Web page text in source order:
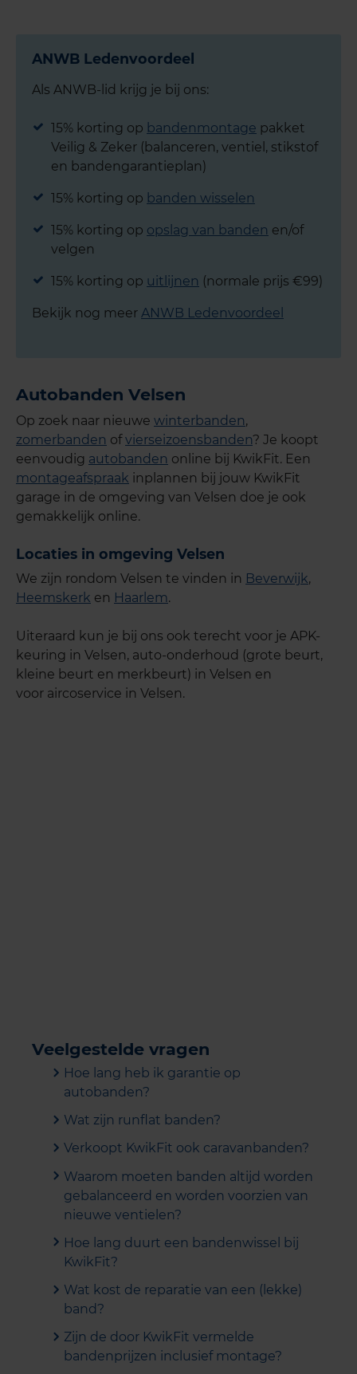
ANWB Ledenvoordeel
Als ANWB-lid krijg je bij ons:
15% korting op bandenmontage pakket
Veilig & Zeker (balanceren, ventiel, stikstof
en bandengarantieplan)
15% korting op banden wisselen
15% korting op opslag van banden en/of
velgen
15% korting op uitlijnen (normale prijs €99)
Bekijk nog meer ANWB Ledenvoordeel
Autobanden Velsen
Op zoek naar nieuwe winterbanden,
zomerbanden ofvierseizoensbanden? Je koopt
eenvoudig autobanden online bij KwikFit. Een
montageafspraak inplannen bij jouw KwikFit
garage in de omgeving van Velsen doe je ook
gemakkelijk online.
Locaties in omgeving Velsen
We zijn rondom Velsen te vinden in Beverwijk,
Heemskerk en Haarlem.
Uiteraard kun je bij ons ook terecht voor je APK-
keuring in Velsen, auto-onderhoud (grote beurt,
kleine beurt en merkbeurt) in Velsen en
voor aircoservice in Velsen.
Veelgestelde vragen
Hoe lang heb ik garantie op
autobanden?
Wat zijn runflat banden?
Verkoopt KwikFit ook caravanbanden?
Waarom moeten banden altijd worden
gebalanceerd en worden voorzien van
nieuwe ventielen?
Hoe lang duurt een bandenwissel bij
KwikFit?
Wat kost de reparatie van een (lekke)
band?
Zijn de door KwikFit vermelde
bandenprijzen inclusief montage?